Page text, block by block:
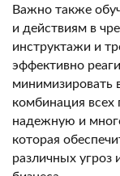
Важно также
и действиям в
инструктажи и
эффективно
минимизировать
комбинация всех
надежную и
которая
различных угроз